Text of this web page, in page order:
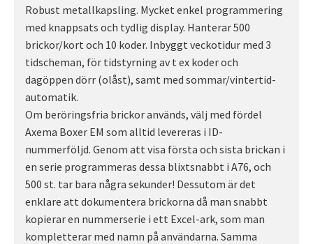
Robust metallkapsling. Mycket enkel programmering
med knappsats och tydlig display. Hanterar 500
brickor/kort och 10 koder. Inbyggt veckotidur med 3
tidscheman, för tidstyrning av t ex koder och
dagöppen dörr (olåst), samt med sommar/vintertid-
automatik.
Om beröringsfria brickor används, välj med fördel
Axema Boxer EM som alltid levereras i ID-
nummerföljd. Genom att visa första och sista brickan i
en serie programmeras dessa blixtsnabbt i A76, och
500 st. tar bara några sekunder! Dessutom är det
enklare att dokumentera brickorna då man snabbt
kopierar en nummerserie i ett Excel-ark, som man
kompletterar med namn på användarna. Samma